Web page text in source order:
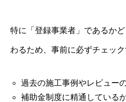
特に「登録事業者」であるか
わるため、事前に必ずチェック
過去の施工事例やレビュー
補助金制度に精通している